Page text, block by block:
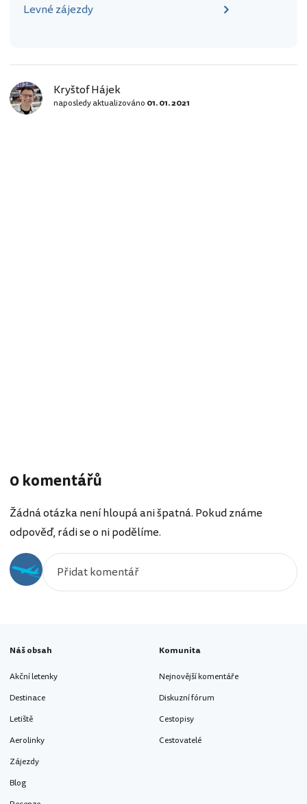
Levné zájezdy
Kryštof Hájek
naposledy aktualizováno 01. 01. 2021
0 komentářů
Žádná otázka není hloupá ani špatná. Pokud známe
odpověď, rádi se o ni podělíme.
Náš obsah
Akční letenky
Destinace
Letiště
Aerolinky
Zájezdy
Blog
Komunita
Nejnovější komentáře
Diskuzní fórum
Cestopisy
Cestovatelé